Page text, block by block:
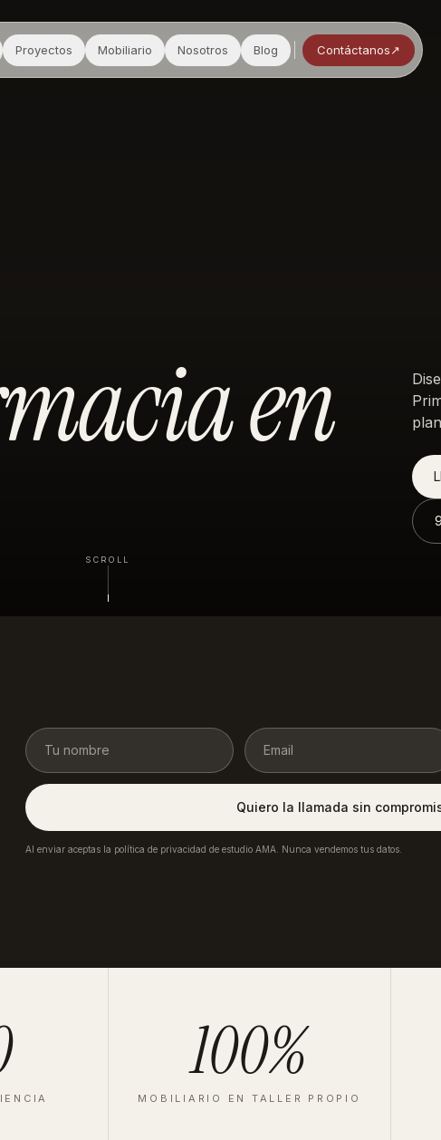
Proyectos Mobiliario Nosotros Blog Contáctanos↗︎
en
SCROLL
Quiero la llamada sin
Al enviar aceptas la política de privacidad de estudio AMA. Nunca vendemos tus datos.
100%
MOBILIARIO EN TALLER PROPIO